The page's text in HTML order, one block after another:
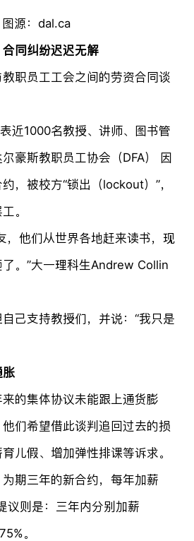
图源：dal.ca
同纠纷迟迟无解
职员工工会之间的劳资合同谈
近1000名教授、讲师、图书管
豪斯教职员工协会（DFA） 因
，被校方“锁出（lockout）”，
。
，他们从世界各地赶来读书，现
。”大一理科生Andrew Collin
己支持教授们，并说：“我只是
胀
的集体协议未能跟上通货膨
们希望借此谈判追回过去的损
儿假、增加弹性排课等诉求。
期三年的新合约，每年加薪
议则是：三年内分别加薪
。